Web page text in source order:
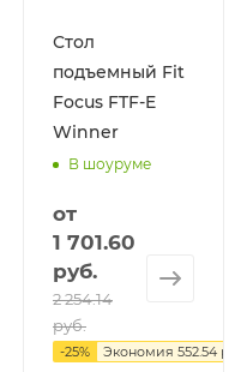
Стол
подъемный Fit
Focus FTF-E
Winner
В шоуруме
от
1 701.60
руб.
2 254.14
руб.
-25% Экономия 552.54 руб.